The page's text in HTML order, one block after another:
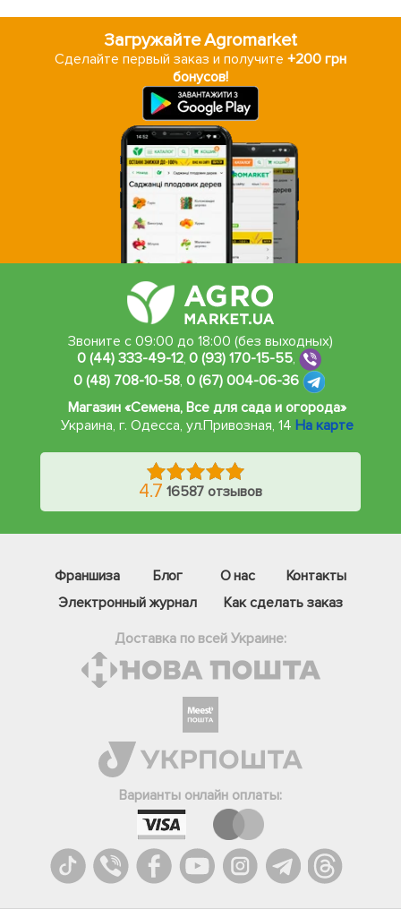
Загружайте Agromarket
Сделайте первый заказ и получите +200 грн
бонусов!
Звоните с 09:00 до 18:00 (без выходных)
0 (44) 333-49-12,0 (93) 170-15-55,
0 (48) 708-10-58, 0 (67) 004-06-36
Магазин «Семена, Все для сада и огорода»
Украина, г. Одесса, ул.Привозная, 14 На карте
4.7 16587 отзывов
Франшиза Блог О нас
Контакты
Электронный журнал
Как сделать заказ
Доставка по всей Украине:
Варианты онлайн оплаты:
Фейсбук
Інстаграм
Онлайн чат